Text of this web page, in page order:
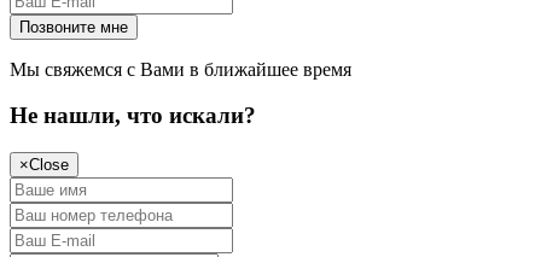
Мы свяжемся с Вами в ближайшее время
Не нашли, что искали?
×Close